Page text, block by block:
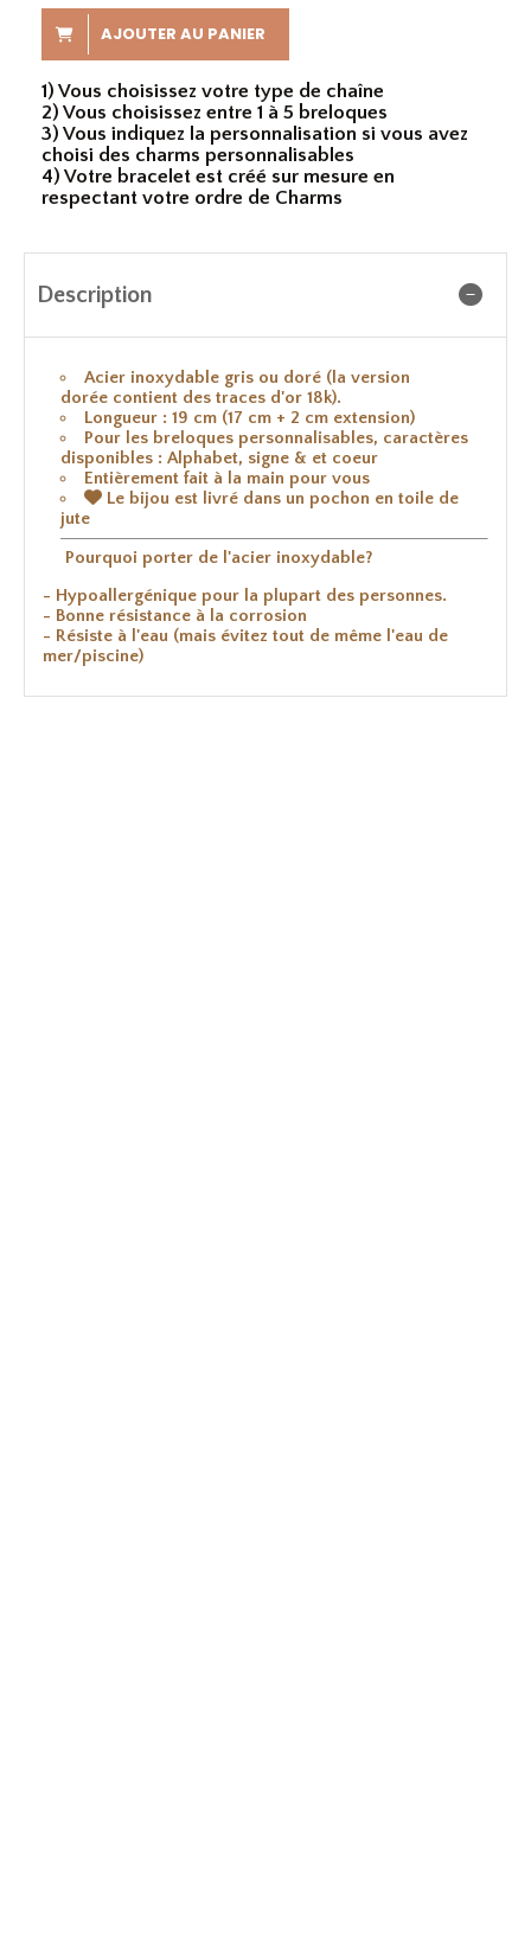
AJOUTER AU PANIER
1) Vous choisissez votre type de chaîne
2) Vous choisissez entre 1 à 5 breloques
3) Vous indiquez la personnalisation si vous avez
choisi des charms personnalisables
4) Votre bracelet est créé sur mesure en
respectant votre ordre de Charms
Description
Acier inoxydable gris ou doré (la version
dorée contient des traces d'or 18k).
Longueur : 19 cm (17 cm + 2 cm extension)
Pour les breloques personnalisables, caractères
disponibles : Alphabet, signe & et coeur
Entièrement fait à la main pour vous
 Le bijou est livré dans un pochon en toile de
jute
Pourquoi porter de l'acier inoxydable?
- Hypoallergénique pour la plupart des personnes.
- Bonne résistance à la corrosion
- Résiste à l'eau (mais évitez tout de même l'eau de
mer/piscine)